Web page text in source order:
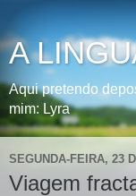
A
Aqui pretendo
mim: Lyra
SEGUNDA-FEIRA, 23
Viagem